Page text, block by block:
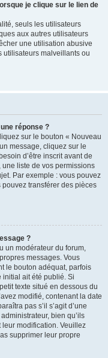
je clique sur le lien de
seuls les utilisateurs
aux autres utilisateurs
une utilisation abusive
utilisateurs malveillants ou
réponse ?
sur le bouton « Nouveau
message, cliquez sur le
d’être inscrit avant de
liste de vos permissions
Par exemple : vous pouvez
transférer des pièces
?
un modérateur du forum,
messages. Vous
le bouton adéquat, parfois
initial ait été publié. Si
texte situé en dessous du
modifié, contenant la date
pas s’il s’agit d’une
bien qu’ils
modification. Veuillez
supprimer leur propre